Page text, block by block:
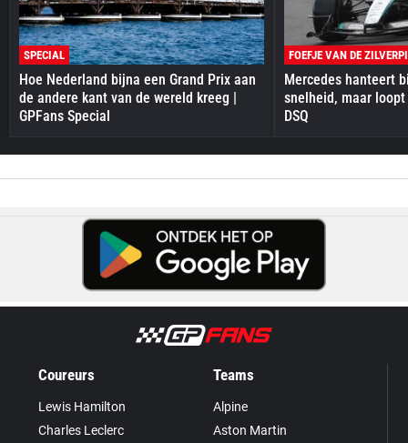
SPECIAL
Hoe Nederland bijna een Grand Prix aan
de andere kant van de wereld kreeg |
GPFans Special
FOEFJE VAN DE
Mercedes hanteert
snelheid, maar
DSQ
Coureurs
Lewis Hamilton
Charles Leclerc
Teams
Alpine
Aston Martin